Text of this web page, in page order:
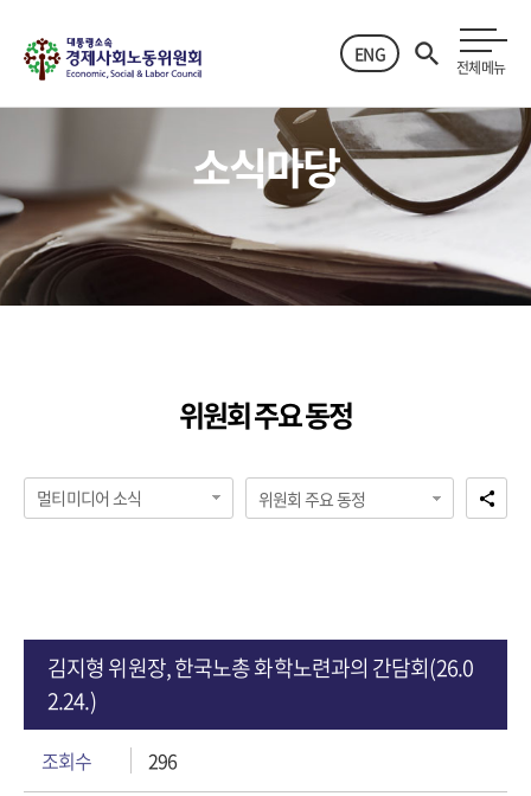
ENG
전체메뉴
소식마당
위원회 주요 동정
멀티미디어 소식 위원회 주요 동정
김지형 위원장, 한국노총 화학노련과의 간담회(26.0
2.24.)
조회수 296